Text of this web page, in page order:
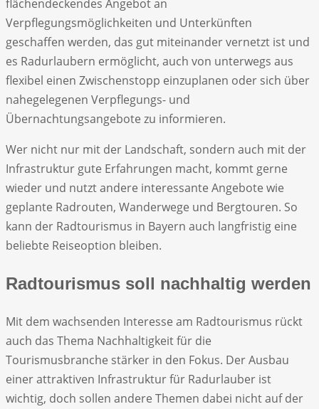
flächendeckendes Angebot an
Verpflegungsmöglichkeiten und Unterkünften
geschaffen werden, das gut miteinander vernetzt ist und
es Radurlaubern ermöglicht, auch von unterwegs aus
flexibel einen Zwischenstopp einzuplanen oder sich über
nahegelegenen Verpflegungs- und
Übernachtungsangebote zu informieren.
Wer nicht nur mit der Landschaft, sondern auch mit der
Infrastruktur gute Erfahrungen macht, kommt gerne
wieder und nutzt andere interessante Angebote wie
geplante Radrouten, Wanderwege und Bergtouren. So
kann der Radtourismus in Bayern auch langfristig eine
beliebte Reiseoption bleiben.
Radtourismus soll nachhaltig werden
Mit dem wachsenden Interesse am Radtourismus rückt
auch das Thema Nachhaltigkeit für die
Tourismusbranche stärker in den Fokus. Der Ausbau
einer attraktiven Infrastruktur für Radurlauber ist
wichtig, doch sollen andere Themen dabei nicht auf der